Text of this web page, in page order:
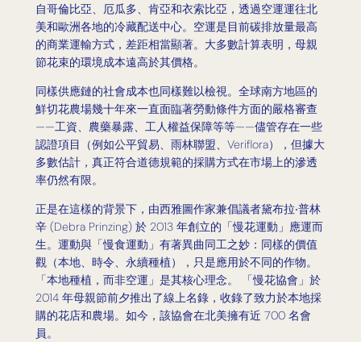
自哥倫比亞、厄瓜多、肯亞和衣索比亞，透過空運運往北
美和歐洲各地的冷藏配送中心。空運是目前碳排放量最高
的商業運輸方式，差距相當顯著。大多數計算表明，母親
節花束的環境成本遠高於其價格。
同樣供應鏈的社會成本也同樣難以檢視。全球南方地區的
鮮切花農場幾十年來一直面臨著勞動條件方面的嚴格審查
——工資、農藥暴露、工人權益保障等等——儘管存在一些
認證項目（例如公平貿易、雨林聯盟、Veriflora），但據大
多數估計，真正符合道德規範的採購方式在市場上的滲透
率仍然有限。
正是在這樣的背景下，由西雅圖作家兼倡議者黛布拉‧普林
辛 (Debra Prinzing) 於 2013 年創立的「慢花運動」應運而
生。運動與「慢食運動」有著異曲同工之妙：同樣的價值
觀（本地、時令、永續種植），只是應用於不同的作物。
「本地種植，而非空運」是其核心理念。 「慢花協會」於
2014 年母親節前夕推出了線上名錄，收錄了致力於本地採
購的花店和農場。如今，該協會在北美擁有近 700 名會
員。